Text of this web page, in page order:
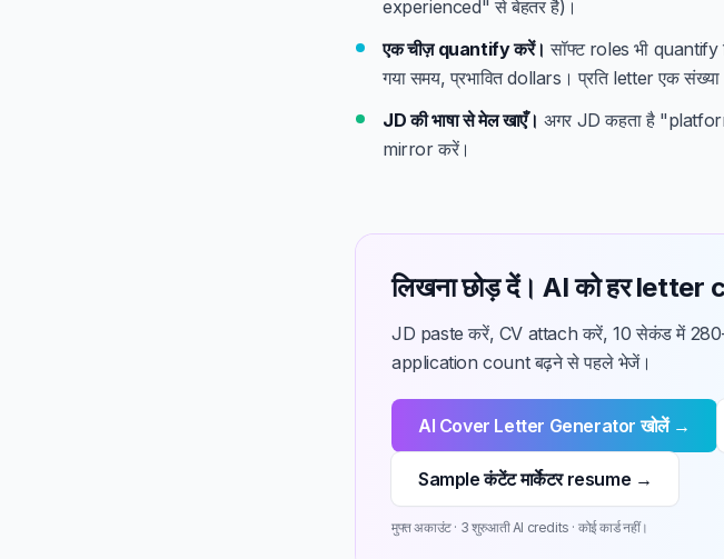
experienced" से बेहतर है)।
एक चीज़ quantify करें। सॉफ्ट roles भी
गया समय, प्रभावित dollars। प्रति letter एक
JD की भाषा से मेल खाएँ। अगर JD कहता है
mirror करें।
लिखना छोड़ दें। AI को हर
JD paste करें, CV attach करें, 10 सेकंड में 280-
application count बढ़ने से पहले भेजें।
AI Cover Letter Generator खोलें →
Sample कंटेंट मार्केटर resume →
मुफ्त अकाउंट · 3 शुरुआती AI credits · कोई कार्ड नहीं।